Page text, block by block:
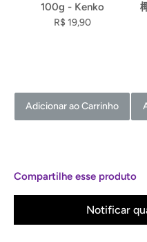
100g - Kenko
R$ 19,90
Adicionar ao Carrinho
Compartilhe esse produto
Notificar